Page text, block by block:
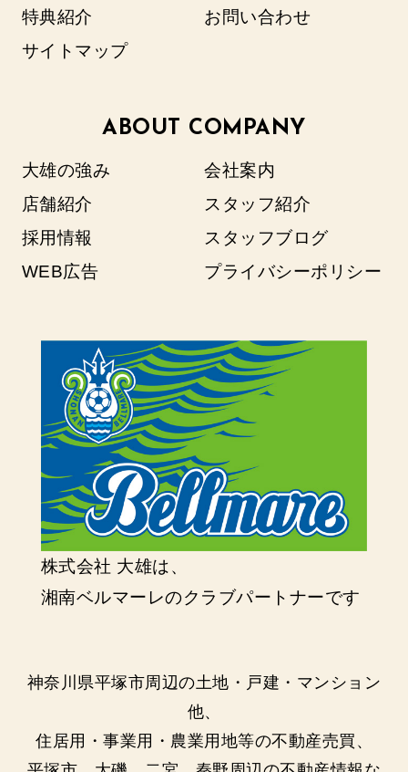
特典紹介
お問い合わせ
サイトマップ
ABOUT COMPANY
大雄の強み
会社案内
店舗紹介
スタッフ紹介
採用情報
スタッフブログ
WEB広告
プライバシーポリシー
株式会社 大雄は、
湘南ベルマーレのクラブパートナーです
神奈川県平塚市周辺の土地・戸建・マンション
他、
住居用・事業用・農業用地等の不動産売買、